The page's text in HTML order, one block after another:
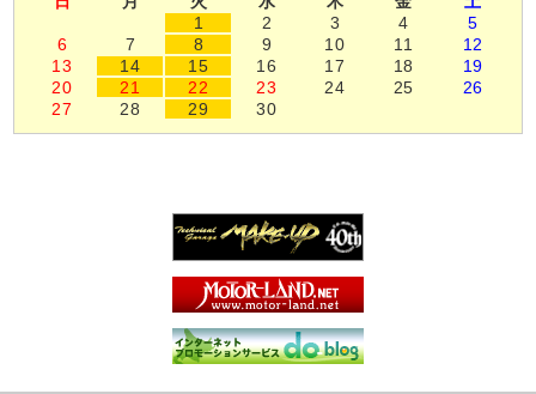
1
2 3 4
5
6
7 8 9 10 11
12
13
14 15 16 17 18
19
20
21 22 23 24 25
26
27
28 29 30